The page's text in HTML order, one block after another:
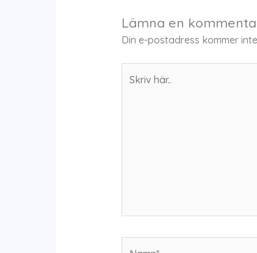
Lämna en
Din e-postadress kommer